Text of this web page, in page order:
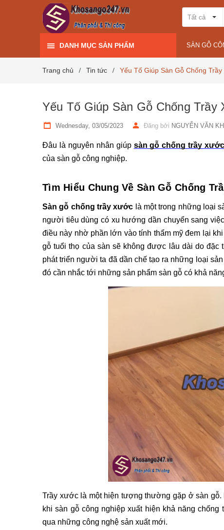
Tất cả
DANH MỤC SẢN PHẨM SÀN GỖ
Trang chủ / Tin tức / Yếu Tố Giúp Sàn Gỗ Chống
Yếu Tố Giúp Sàn Gỗ Chống
Wednesday, 03/05/2023 Đăng bởi NGUYỄN VĂN
Đâu là nguyên nhân giúp sàn gỗ chống trầy xước
của sàn gỗ công nghiệp.
Tìm Hiểu Chung Về Sàn Gỗ Chống
Sàn gỗ chống trầy xước là một trong những loại
người tiêu dùng có xu hướng dần chuyển sang
điều này nhờ phần lớn vào tính thẩm mỹ đem lại
gỗ tuổi thọ của sàn sẽ không được lâu dài do đặc
phát triển người ta đã dần chế tạo ra những loại
đó cần nhắc tới những sản phẩm sàn gỗ có khả
Trầy xước là một hiện tượng thường gặp ở sàn
khi sàn gỗ công nghiệp xuất hiện khả năng
qua những công nghệ sản xuất mới.